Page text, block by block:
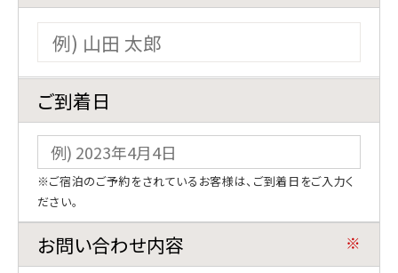
空室カレンダー
マイページログイン
予約の変更
キャンセル
ご予約・お問い合わせ
0995-77-2201 （09:00～18:00）
ご到着日
※ご宿泊のご予約をされているお客様は、ご到着日をご入力く
ださい。
お問い合わせ内容 ※